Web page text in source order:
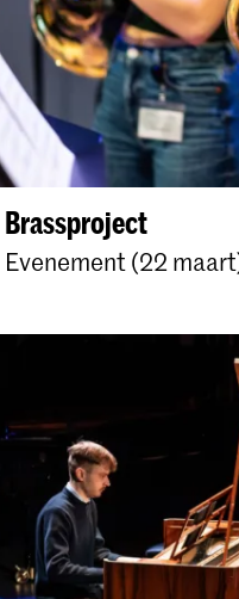
Brassproject
Evenement (22